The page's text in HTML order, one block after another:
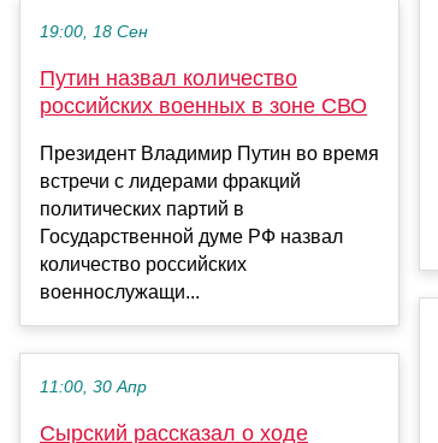
19:00, 18 Сен
Путин назвал количество
российских военных в зоне СВО
Президент Владимир Путин во время
встречи с лидерами фракций
политических партий в
Государственной думе РФ назвал
количество российских
военнослужащи...
11:00, 30 Апр
Сырский рассказал о ходе